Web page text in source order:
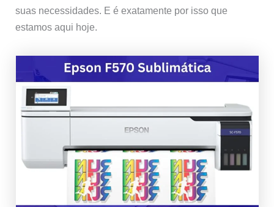
suas necessidades. E é exatamente por isso que
estamos aqui hoje.